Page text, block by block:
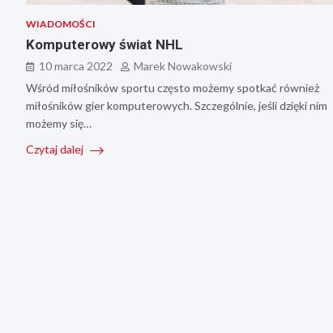
WIADOMOŚCI
Komputerowy świat NHL
10 marca 2022
Marek Nowakowski
Wśród miłośników sportu często możemy spotkać również
miłośników gier komputerowych. Szczególnie, jeśli dzięki nim
możemy się…
Czytaj dalej